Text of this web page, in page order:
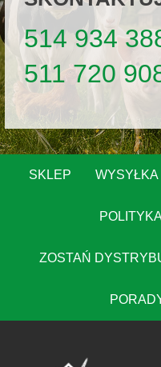
514 934
511 720
SKLEP WYSYŁKA
ZOSTAŃ